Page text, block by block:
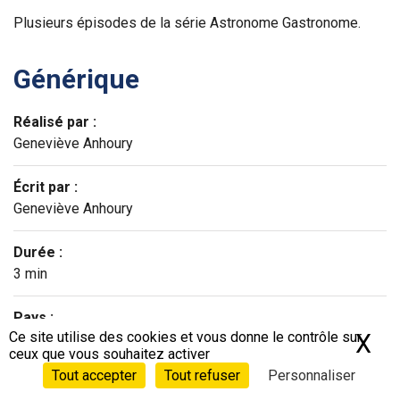
Plusieurs épisodes de la série Astronome Gastronome.
Générique
Réalisé par :
Geneviève Anhoury
Écrit par :
Geneviève Anhoury
Durée :
3 min
Pays :
France
Année de production :
Ce site utilise des cookies et vous donne le contrôle sur
ceux que vous souhaitez activer
Tout accepter
Tout refuser Personnaliser
X